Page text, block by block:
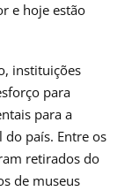
e hoje estão
instituições
para
para a
do país. Entre os
retirados do
de museus